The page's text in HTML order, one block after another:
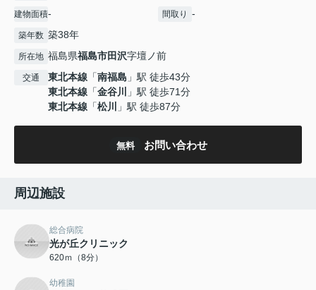
建物面積- 間取り -
築年数 築38年
所在地 福島県福島市田沢字壇ノ前
交通 東北本線 「南福島 」駅 徒歩43分
東北本線 「金谷川
」駅 徒歩71分
東北本線 「松川 」駅 徒歩87分
無料 お問い合わせ
周辺施設
総合病院
光が丘クリニック
620ｍ（8分）
幼稚園